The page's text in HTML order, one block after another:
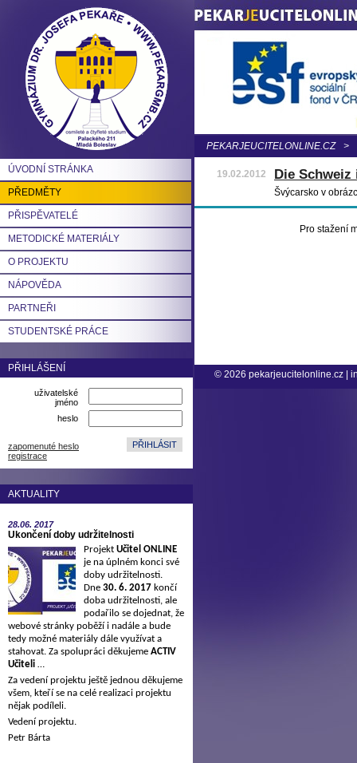
ÚVODNÍ STRÁNKA
PŘEDMĚTY
PŘISPĚVATELÉ
METODICKÉ MATERIÁLY
O PROJEKTU
NÁPOVĚDA
PARTNEŘI
STUDENTSKÉ PRÁCE
PŘIHLÁŠENÍ
uživatelské
jméno
heslo
zapomenuté heslo
registrace
AKTUALITY
28.06. 2017
Ukončení doby udržitelnosti
Projekt Učitel ONLINE
je na úplném konci své
doby udržitelnosti.
Dne 30. 6. 2017 končí
doba udržitelnosti, ale
podařilo se dojednat, že
webové stránky poběží i nadále a bude
tedy možné materiály dále využívat a
stahovat. Za spolupráci děkujeme ACTIV
Učiteli …
Za vedení projektu ještě jednou děkujeme
všem, kteří se na celé realizaci projektu
nějak podíleli.
Vedení projektu.
Petr Bárta
PEKARJEUCITELONLINE.CZ >
19.02.2012 Die
Švýcarsko v
Pro stažení
© 2026 pekarjeucitelonline.cz